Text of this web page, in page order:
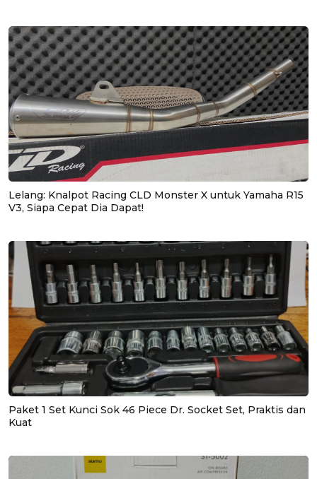
Lelang: Knalpot Racing CLD Monster X untuk Yamaha R15
V3, Siapa Cepat Dia Dapat!
Paket 1 Set Kunci Sok 46 Piece Dr. Socket Set, Praktis dan
Kuat